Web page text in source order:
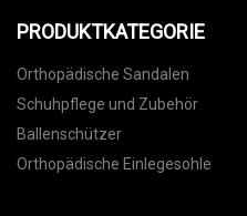
PRODUKTKATEGORIE
Orthopädische Sandalen
Schuhpflege und Zubehör
Ballenschützer
Orthopädische Einlegesohle